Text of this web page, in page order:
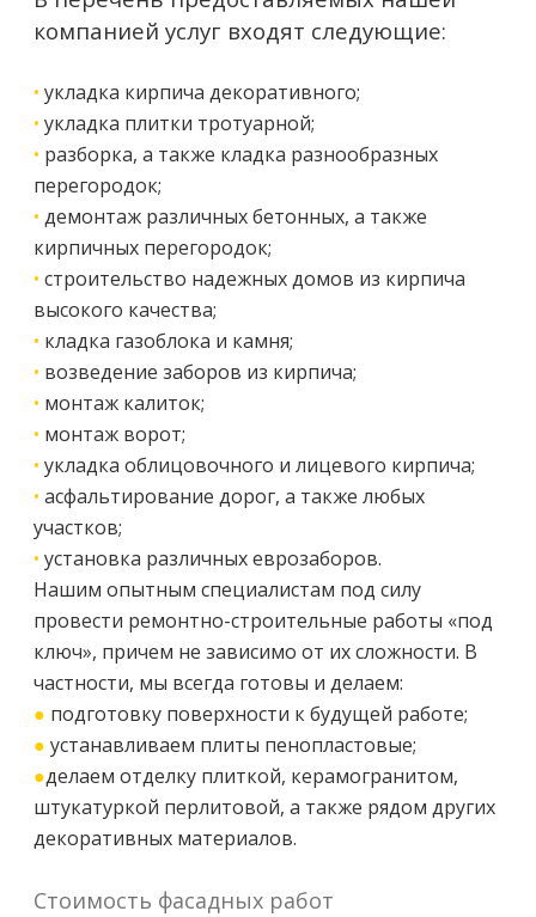
компанией услуг входят следующие:
• укладка кирпича декоративного;
• укладка плитки тротуарной;
• разборка, а также кладка разнообразных
перегородок;
• демонтаж различных бетонных, а также
кирпичных перегородок;
• строительство надежных домов из кирпича
высокого качества;
• кладка газоблока и камня;
• возведение заборов из кирпича;
• монтаж калиток;
• монтаж ворот;
• укладка облицовочного и лицевого кирпича;
• асфальтирование дорог, а также любых
участков;
• установка различных еврозаборов.
Нашим опытным специалистам под силу
провести ремонтно-строительные работы «под
ключ», причем не зависимо от их сложности. В
частности, мы всегда готовы и делаем:
● подготовку поверхности к будущей работе;
● устанавливаем плиты пенопластовые;
●делаем отделку плиткой, керамогранитом,
штукатуркой перлитовой, а также рядом других
декоративных материалов.
Стоимость фасадных работ